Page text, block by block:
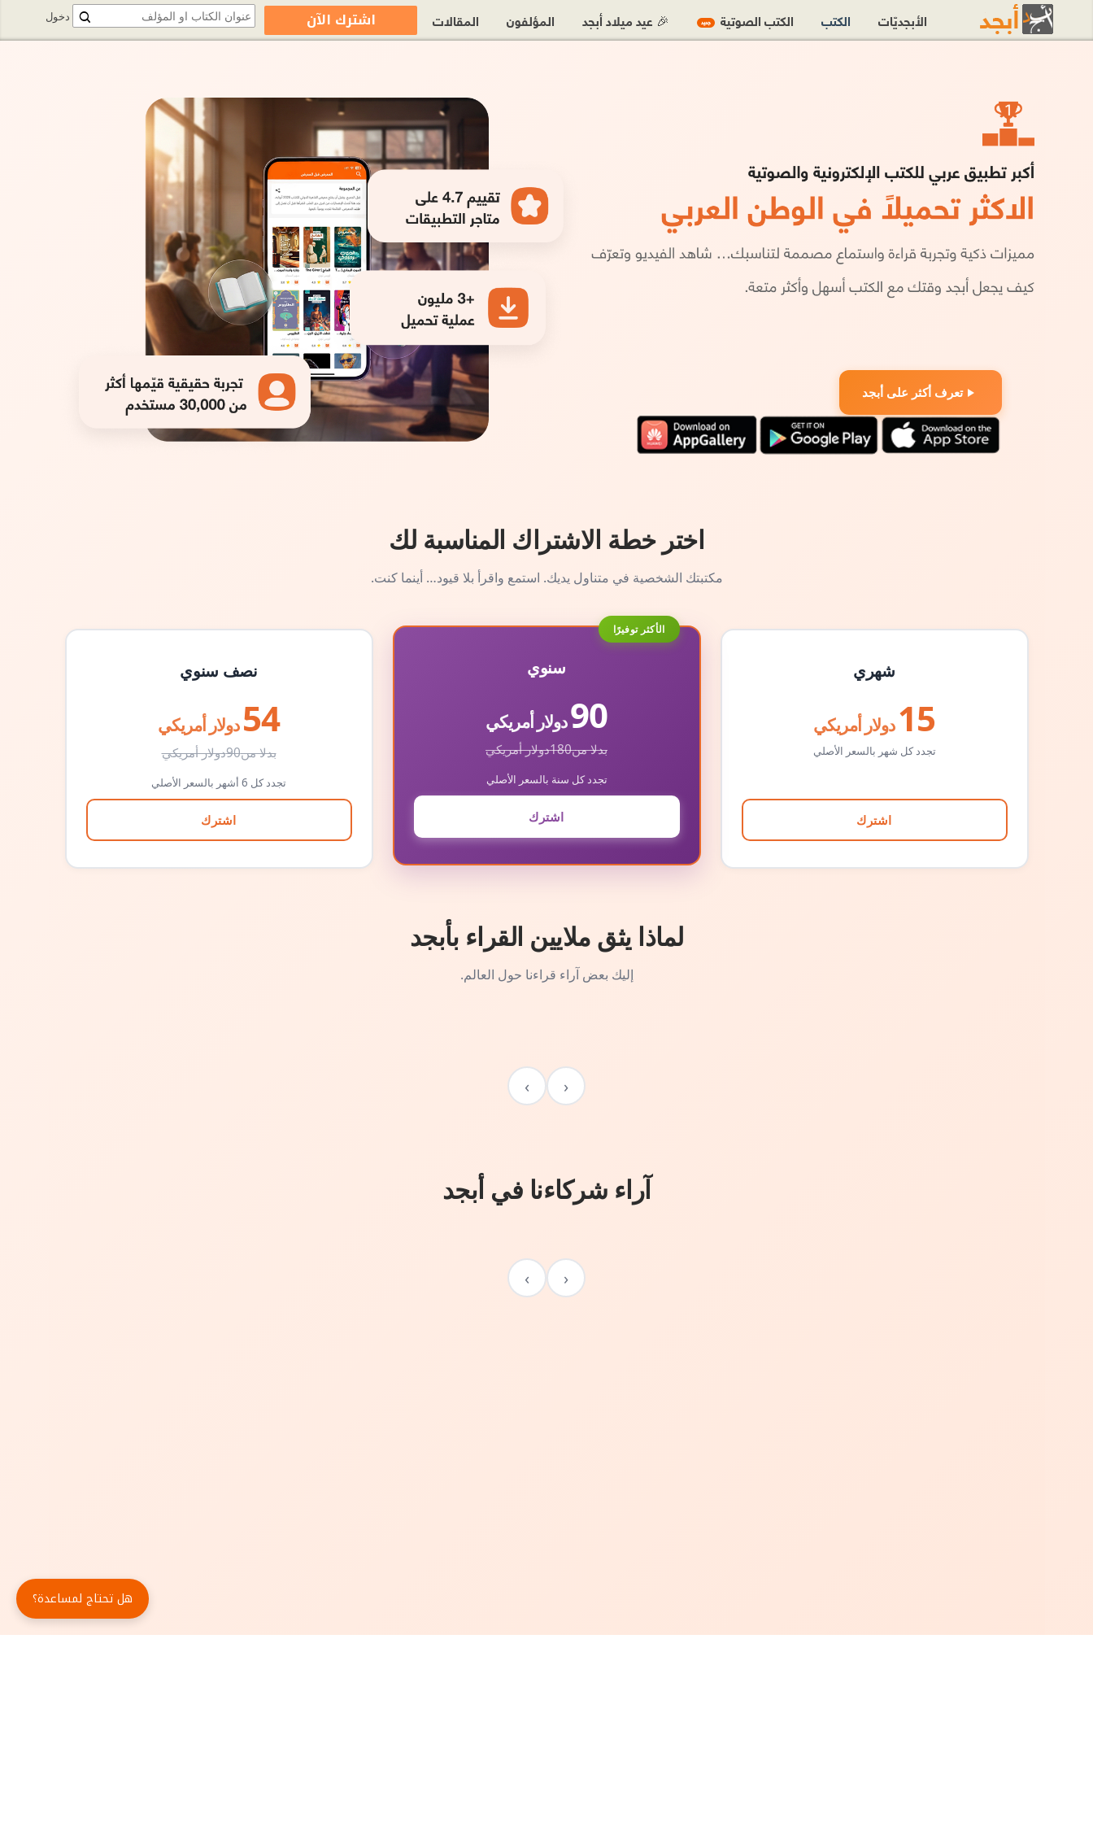
تعرف أكثر على أبجد
اختر خطة الاشتراك المناسبة لك
مكتبتك الشخصية في متناول يديك. استمع واقرأ بلا قيود… أينما كنت.
شهري
15 دولار أمريكي
تجدد كل شهر بالسعر الأصلي
اشترك
الأكثر توفيرًا
سنوي
90دولار أمريكي
بدلا من180دولار أمريكي
تجدد كل سنة بالسعر الأصلي
اشترك
نصف سنوي
54 دولار أمريكي
بدلا من90دولار أمريكي
تجدد كل 6 أشهر بالسعر الأصلي
اشترك
لماذا يثق ملايين القراء بأبجد
إليك بعض آراء قراءنا حول العالم.
‹
›
آراء شركاءنا في أبجد
‹
›
دخول الأبجديّات الكتب الكتب الصوتية جديد 🎉 عيد ميلاد أبجد المؤلفون المقالات اشترك الآن
هل تحتاج لمساعدة؟